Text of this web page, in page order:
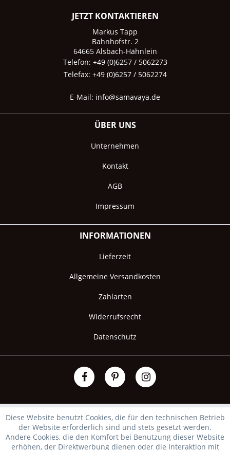
JETZT KONTAKTIEREN
Markus Tapp
Bahnhofstr. 2
64665 Alsbach-Hähnlein
Telefon: +49 (0)6257 / 5062273
Telefax: +49 (0)6257 / 5062274
E-Mail: info@samavaya.de
ÜBER UNS
Unternehmen
Kontakt
AGB
Impressum
INFORMATIONEN
Lieferzeit
Allgemeine Versandkosten
Zahlarten
Widerrufsrecht
Datenschutz
Diese Website benutzt Cookies, die für den technischen Betrieb
der Website erforderlich sind und stets gesetzt werden.
Andere Cookies, die den Komfort bei Benutzung dieser Website
erhöhen, der Direktwerbung dienen oder die Interaktion mit